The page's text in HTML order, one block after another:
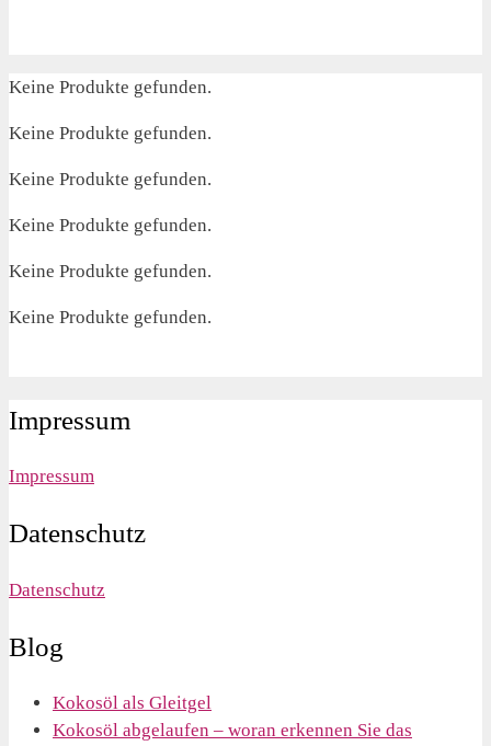
Keine Produkte gefunden.
Keine Produkte gefunden.
Keine Produkte gefunden.
Keine Produkte gefunden.
Keine Produkte gefunden.
Keine Produkte gefunden.
Impressum
Impressum
Datenschutz
Datenschutz
Blog
Kokosöl als Gleitgel
Kokosöl abgelaufen – woran erkennen Sie das